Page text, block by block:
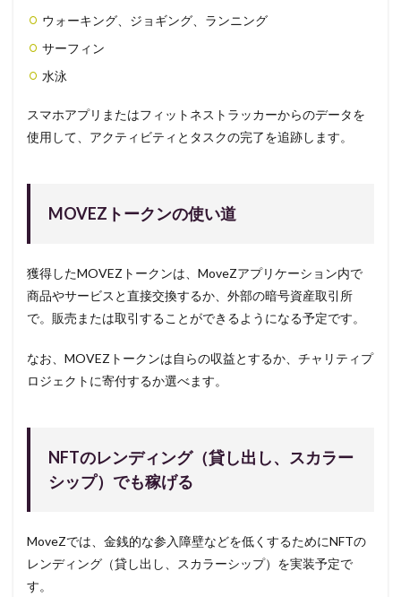
ウォーキング、ジョギング、ランニング
サーフィン
水泳
スマホアプリまたはフィットネストラッカーからのデータを
使用して、アクティビティとタスクの完了を追跡します。
MOVEZトークンの使い道
獲得したMOVEZトークンは、MoveZアプリケーション内で
商品やサービスと直接交換するか、外部の暗号資産取引所
で。販売または取引することができるようになる予定です。
なお、MOVEZトークンは自らの収益とするか、チャリティプ
ロジェクトに寄付するか選べます。
NFTのレンディング（貸し出し、スカラー
シップ）でも稼げる
MoveZでは、金銭的な参入障壁などを低くするためにNFTの
レンディング（貸し出し、スカラーシップ）を実装予定で
す。